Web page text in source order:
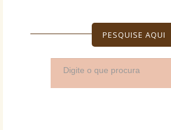
PESQUISE AQUI